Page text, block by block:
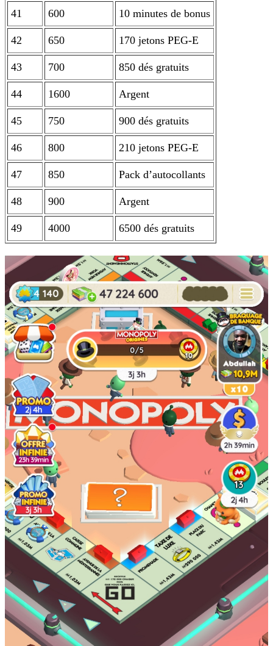
41 600 10 minutes de bonus
42 650 170 jetons PEG-E
43 700 850 dés gratuits
44 1600 Argent
45 750 900 dés gratuits
46 800 210 jetons PEG-E
47 850 Pack d’autocollants
48 900 Argent
49 4000 6500 dés gratuits